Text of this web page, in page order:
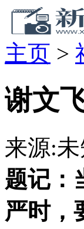
主页 >
谢文
来源:未
题记：
严时，